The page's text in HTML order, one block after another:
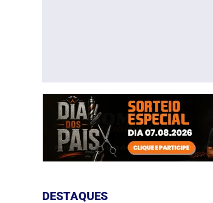
DESTAQUES